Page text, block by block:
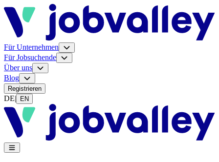
Für Unternehmen
Für Jobsuchende
Über uns
Blog
Registrieren
DE| EN